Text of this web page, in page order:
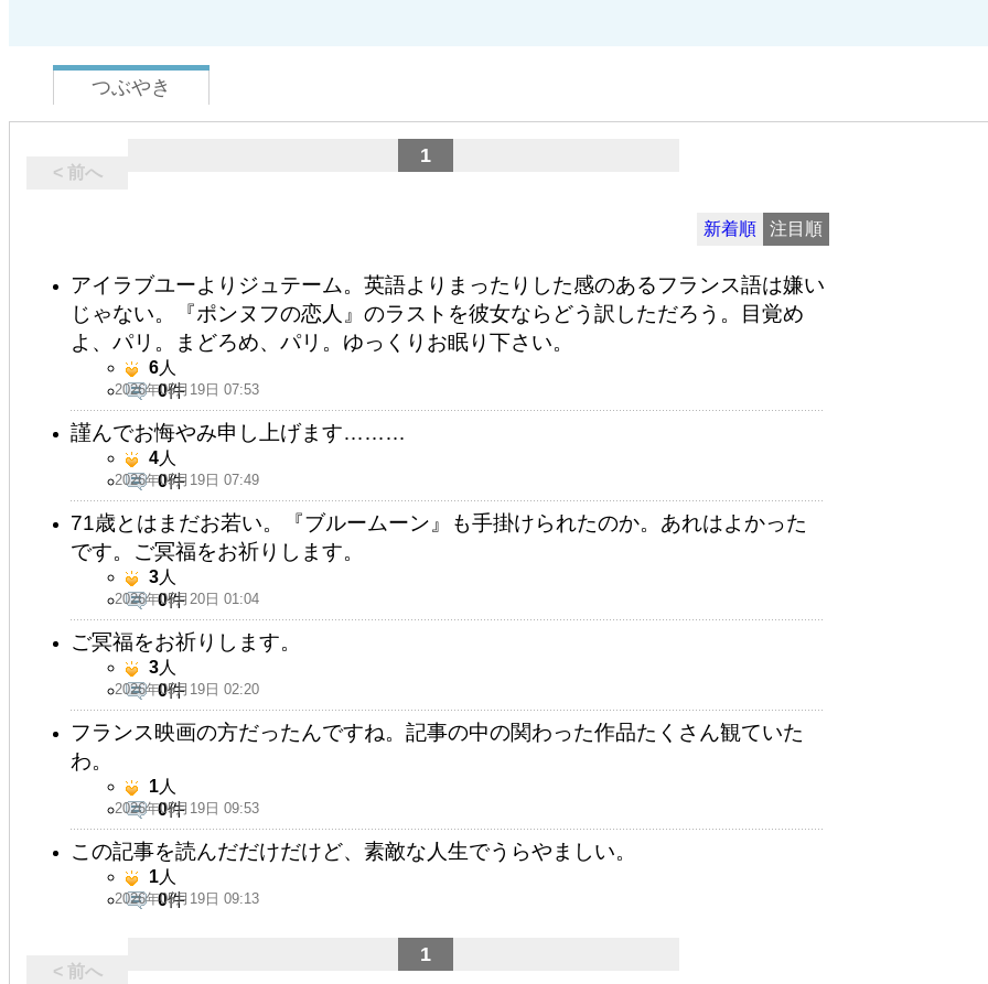
つぶやき
< 前へ
1
新着順 注目順
アイラブユーよりジュテーム。英語よりまったりした感のあるフランス語は嫌い
じゃない。『ポンヌフの恋人』のラストを彼女ならどう訳しただろう。目覚め
よ、パリ。まどろめ、パリ。ゆっくりお眠り下さい。
2026年05月19日 07:53
6人
0件
謹んでお悔やみ申し上げます………
2026年05月19日 07:49
4人
0件
71歳とはまだお若い。『ブルームーン』も手掛けられたのか。あれはよかった
です。ご冥福をお祈りします。
2026年05月20日 01:04
3人
0件
ご冥福をお祈りします。
2026年05月19日 02:20
3人
0件
フランス映画の方だったんですね。記事の中の関わった作品たくさん観ていた
わ。
2026年05月19日 09:53
1人
0件
この記事を読んだだけだけど、素敵な人生でうらやましい。
2026年05月19日 09:13
1人
0件
< 前へ
1